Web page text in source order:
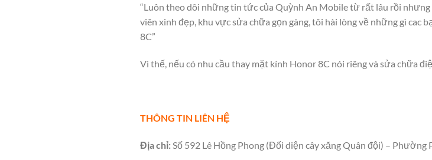
“Luôn theo dõi những tin tức của Quỳnh An Mobile từ rất lâu rồi
viên xinh đẹp, khu vực sửa chữa gọn gàng, tôi hài lòng về những gì cac
8C”
Vì thế, nếu có nhu cầu thay mặt kính Honor 8C nói riêng và sửa chữa
THÔNG TIN LIÊN HỆ
Địa chỉ: Số 592 Lê Hồng Phong (Đối diện cây xăng Quân đội) –